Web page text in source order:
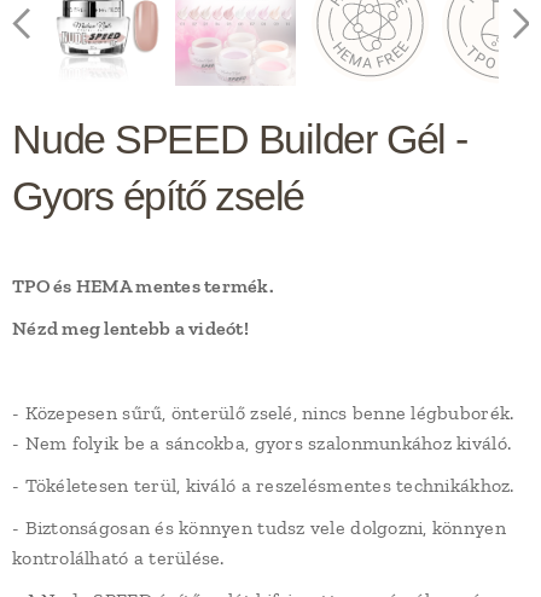
Nude SPEED Builder Gél -
Gyors építő zselé
TPO és HEMA mentes termék.
Nézd meg lentebb a videót!
- Közepesen sűrű, önterülő zselé, nincs benne légbuborék.
- Nem folyik be a sáncokba, gyors szalonmunkához kiváló.
- Tökéletesen terül, kiváló a reszelésmentes technikákhoz.
- Biztonságosan és könnyen tudsz vele dolgozni, könnyen
kontrolálható a terülése.